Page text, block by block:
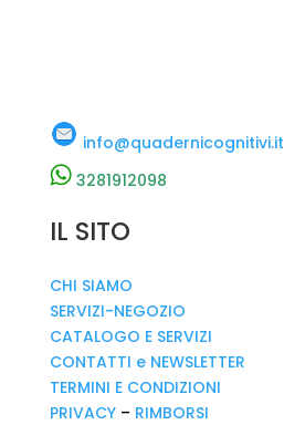
info@quadernicognitivi.it
3281912098
IL SITO
CHI SIAMO
SERVIZI-NEGOZIO
CATALOGO E SERVIZI
CONTATTI e NEWSLETTER
TERMINI E CONDIZIONI
PRIVACY– RIMBORSI